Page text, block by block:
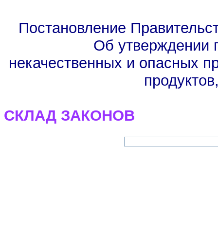
Постановление
Об утверждении
некачественных и опасных
СКЛАД ЗАКОНОВ